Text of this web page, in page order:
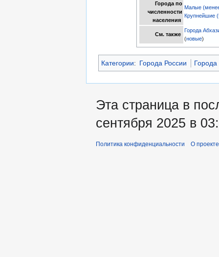
Города по
численности
населения
Малые
Крупнейшие
См. также
Города
(новые)
Категории: Города России Города
Эта страница в
сентября 2025 в
Политика конфиденциальности О проекте